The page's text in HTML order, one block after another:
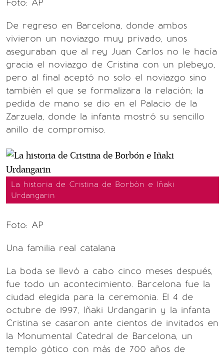
Foto: AP
De regreso en Barcelona, donde ambos
vivieron un noviazgo muy privado, unos
aseguraban que al rey Juan Carlos no le hacía
gracia el noviazgo de Cristina con un plebeyo,
pero al final aceptó no solo el noviazgo sino
también el que se formalizara la relación; la
pedida de mano se dio en el Palacio de la
Zarzuela, donde la infanta mostró su sencillo
anillo de compromiso.
La historia de Cristina de Borbón e Iñaki
Urdangarin
Foto: AP
Una familia real catalana
La boda se llevó a cabo cinco meses después,
fue todo un acontecimiento. Barcelona fue la
ciudad elegida para la ceremonia. El 4 de
octubre de 1997, Iñaki Urdangarin y la infanta
Cristina se casaron ante cientos de invitados en
la Monumental Catedral de Barcelona, un
templo gótico con más de 700 años de